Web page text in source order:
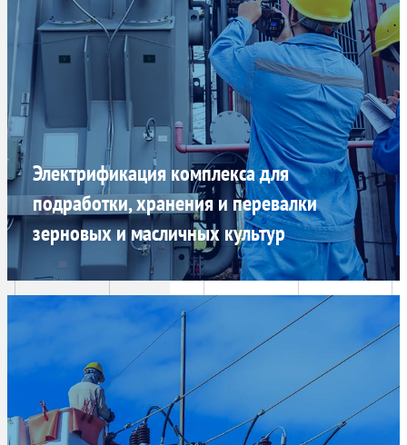
Электрификация комплекса для
подработки, хранения и перевалки
зерновых и масличных культур